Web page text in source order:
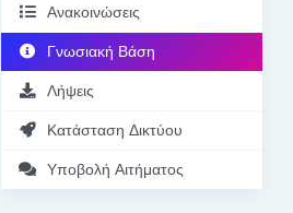
Ανακοινώσεις
Γνωσιακή Βάση
Λήψεις
Κατάσταση Δικτύου
Υποβολή Αιτήματος